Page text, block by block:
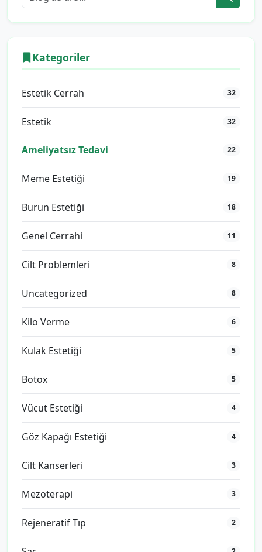
Kategoriler
Estetik Cerrah 32
Estetik 32
Ameliyatsız Tedavi 22
Meme Estetiği 19
Burun Estetiği 18
Genel Cerrahi 11
Cilt Problemleri 8
Uncategorized 8
Kilo Verme 6
Kulak Estetiği 5
Botox 5
Vücut Estetiği 4
Göz Kapağı Estetiği 4
Cilt Kanserleri 3
Mezoterapi 3
Rejeneratif Tıp 2